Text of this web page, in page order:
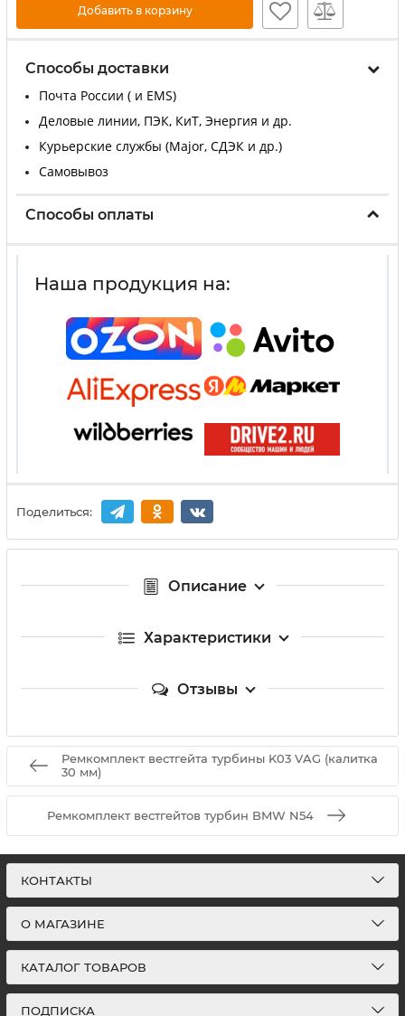
Добавить в корзину
Способы доставки
Почта России ( и EMS)
Деловые линии, ПЭК, КиТ, Энергия и др.
Курьерские службы (Major, СДЭК и др.)
Самовывоз
Способы оплаты
Наша продукция на:
Поделиться:
Описание
Характеристики
Отзывы
Ремкомплект вестгейта турбины K03 VAG (калитка
30 мм)
Ремкомплект вестгейтов турбин BMW N54
КОНТАКТЫ
О МАГАЗИНЕ
КАТАЛОГ ТОВАРОВ
ПОДПИСКА